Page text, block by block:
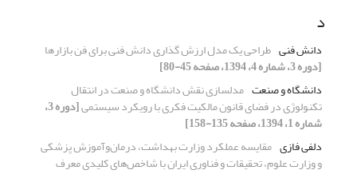
د
دانش فنی طراحی یک مدل ارزش گذاری دانش فنی برای فن بازارها
[دوره 3، شماره 4، 1394، صفحه 45-80]
دانشگاه و صنعت مدلسازی نقش دانشگاه و صنعت در انتقال
تکنولوژی در فضای قانون مالکیت فکری با رویکرد سیستمی [دوره 3،
شماره 1، 1394، صفحه 135-158]
دلفی فازی مقایسه عملکرد وزارت بهداشت، درمان‌و‌آموزش پزشکی
و وزارت علوم، تحقیقات و فناوری ایران با شاخص‌های کلیدی معرف